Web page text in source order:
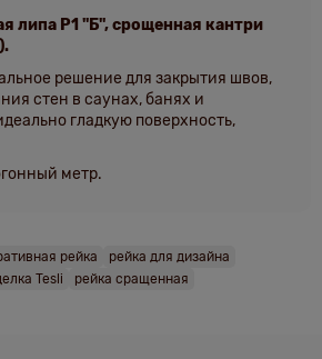
липа Р1 "Б", срощенная кантри
решение для закрытия швов,
стен в саунах, банях и
гладкую поверхность,
метр.
рейка
рейка для дизайна
Tesli рейка сращенная